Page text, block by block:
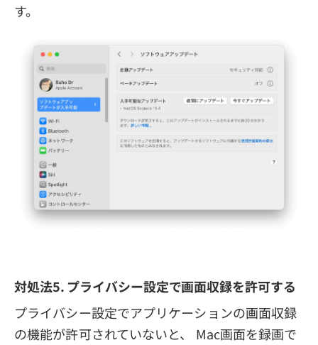
す。
対処法5. プライバシー設定で画面収録を許可する
プライバシー設定でアプリケーションの画面収録
の機能が許可されていないと、 Mac画面を録画で